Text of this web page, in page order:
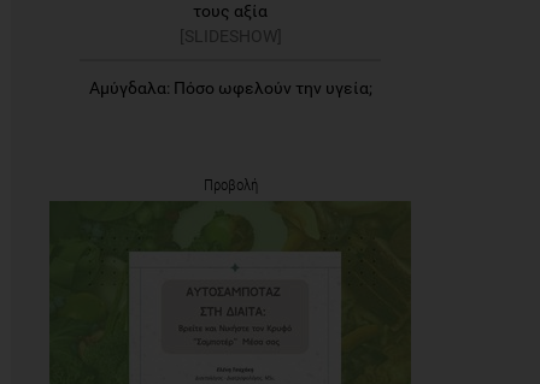
τους αξία
[SLIDESHOW]
Αμύγδαλα: Πόσο ωφελούν την υγεία;
Προβολή